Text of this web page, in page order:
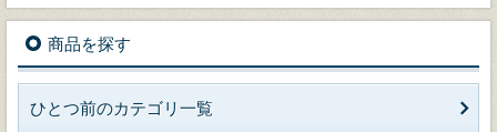
商品を探す
ひとつ前のカテゴリ一覧